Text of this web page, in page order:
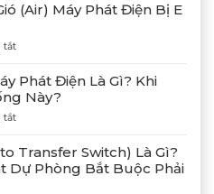
MGS2300R
Cảng
Gỡ
Và
Nối
Tác
Cùng
Tân
Giám
Mitsubishi
Heavy
Industries
(Air) Máy Phát Điện Bị E
tắtở
Dẫn
Xả
Gió
(Air)
Phát
Điện
Bị
Phát Điện Là Gì? Khi
Này?
tắtở
Bộ
Máy
Transfer Switch) Là Gì?
Dự Phòng Bắt Buộc Phải